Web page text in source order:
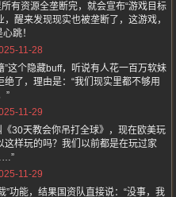
有资源全垄断完，就会宣布“游戏目标
醒来发现现实也被垄断了，这游戏，
跳！
11-28
这个隐藏buff，听说有人花一百万软妹
了，理由是：“我们现实里都不够用
”
11-29
30天教会你吊打全球》，现在欧美玩
这样玩的吗？我们以前都是在玩过家
11-29
功能，结果国资队直接说：“没事，我